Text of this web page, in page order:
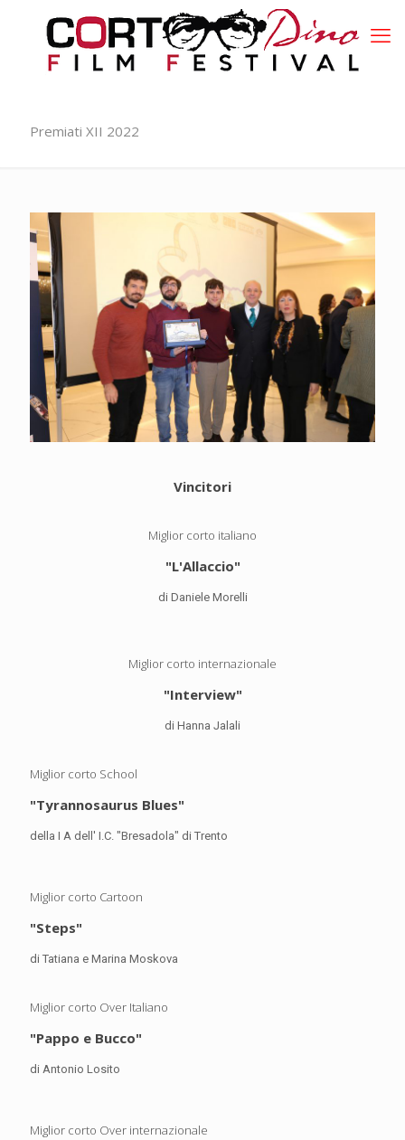
Premiati XII 2022
Vincitori
Miglior corto italiano
"L'Allaccio"
di Daniele Morelli
Miglior corto internazionale
"Interview"
di Hanna Jalali
Miglior corto School
"Tyrannosaurus Blues"
della I A dell' I.C. "Bresadola" di Trento
Miglior corto Cartoon
"Steps"
di Tatiana e Marina Moskova
Miglior corto Over Italiano
"Pappo e Bucco"
di Antonio Losito
Miglior corto Over internazionale